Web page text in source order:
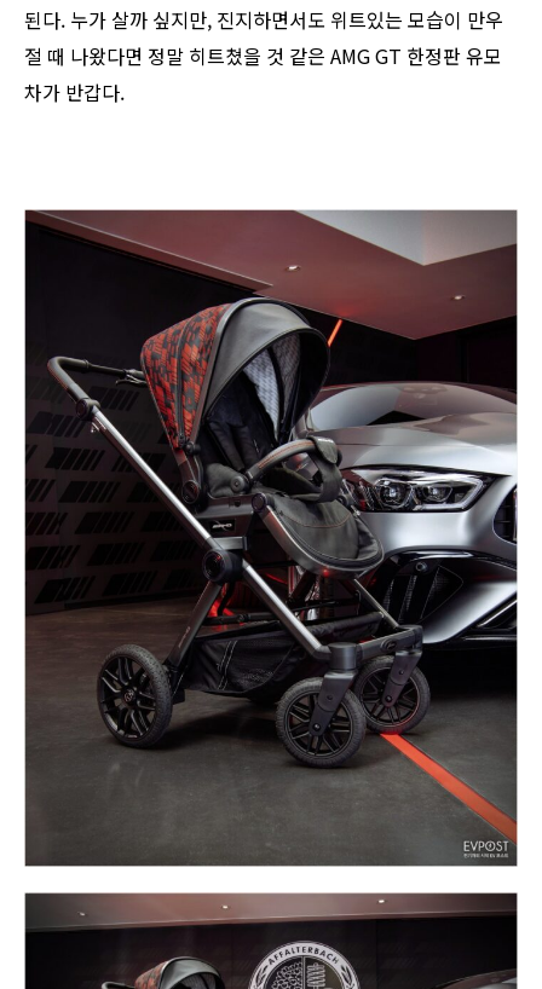
된다. 누가 살까 싶지만, 진지하면서도 위트있는 모습이 만우
절 때 나왔다면 정말 히트쳤을 것 같은 AMG GT 한정판 유모
차가 반갑다.